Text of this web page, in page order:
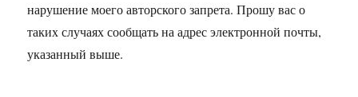
нарушение моего авторского запрета. Прошу вас о
таких случаях сообщать на адрес электронной почты,
указанный выше.